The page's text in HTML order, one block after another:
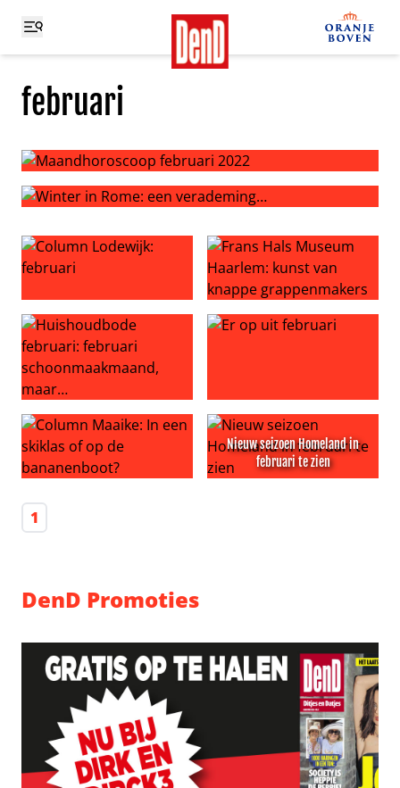
februari
Maandhoroscoop februari 2022
Column Lodewijk: februari Frans Hals Museum
Huishoudbode februari: februari schoonmaakmaand,
Er op uit februari
Nieuw seizoen Homeland in
februari te zien
1
DenD Promoties